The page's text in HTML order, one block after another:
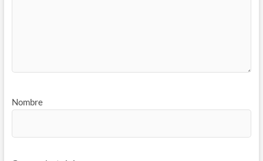
Nombre